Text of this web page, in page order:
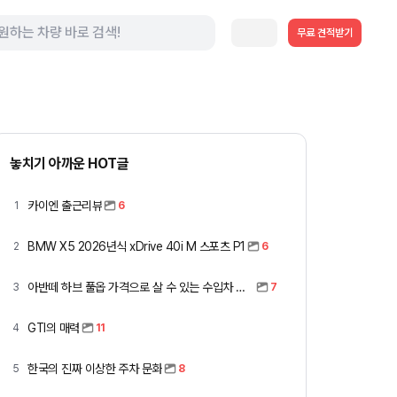
무료 견적받기
놓치기 아까운 HOT글
1 카이엔 출근리뷰 6
2 BMW X5 2026년식 xDrive 40i M 스포츠 P1 6
3 아반떼 하브 풀옵 가격으로 살 수 있는 수입차 모아봤습니다 (중고 포함) 7
4 GTI의 매력 11
5 한국의 진짜 이상한 주차 문화 8